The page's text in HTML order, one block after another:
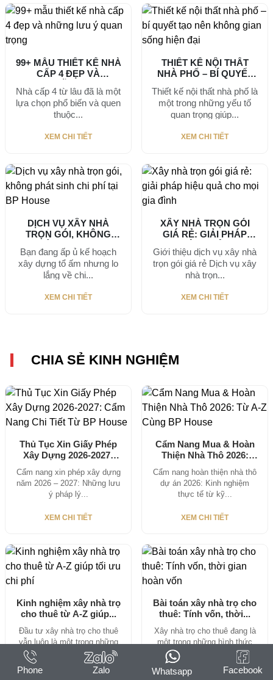
99+ MẪU THIẾT KẾ NHÀ
CẤP 4 ĐẸP VÀ
Nhà cấp 4 từ lâu đã là một
lựa chọn phổ biến và quen
thuộc...
XEM CHI TIẾT
THIẾT KẾ NỘI THẤT
NHÀ PHỐ – BÍ QUYẾT
Thiết kế nội thất nhà phố là
một trong những yếu tố
quan trọng giúp...
XEM CHI TIẾT
DỊCH VỤ XÂY NHÀ
TRỌN GÓI, KHÔNG
Bạn đang ấp ủ kế hoạch
xây dựng tổ ấm nhưng lo
lắng về chi...
XEM CHI TIẾT
XÂY NHÀ TRỌN GÓI
GIÁ RẺ: GIẢI PHÁP
Giới thiệu dịch vụ xây nhà
trọn gói giá rẻ Dịch vụ xây
nhà trọn...
XEM CHI TIẾT
CHIA SẺ KINH NGHIỆM
Thủ Tục Xin Giấy Phép
Xây Dựng 2026-2027:
Cẩm nang xin phép xây dựng
năm 2026 – 2027: Những lưu
ý pháp lý...
XEM CHI TIẾT
Cẩm Nang Mua & Hoàn
Thiện Nhà Thô 2026:
Cẩm nang hoàn thiện nhà thô
dự án 2026: Kinh nghiệm
thực tế từ kỹ...
XEM CHI TIẾT
Kinh nghiệm xây nhà trọ
cho thuê từ A-Z giúp...
Đầu tư xây nhà trọ cho thuê
vẫn luôn là một trong những
hình thức...
Bài toán xây nhà trọ cho
thuê: Tính vốn, thời...
Xây nhà trọ cho thuê đang là
một trong những hình thức
XEM CHI TIẾT
Phone Zalo Whatsapp Facebook